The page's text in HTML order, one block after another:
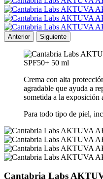
Anterior Siguiente
Crema con alta
agradable que ayuda a
sometida a la
Para todo tipo de piel,
Cantabria Labs